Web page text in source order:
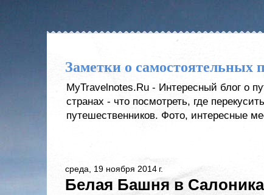
Заметки о самостоятельных
MyTravelnotes.Ru - Интересный блог о
странах - что посмотреть, где
путешественников. Фото, интересные
среда, 19 ноября 2014 г.
Белая Башня в